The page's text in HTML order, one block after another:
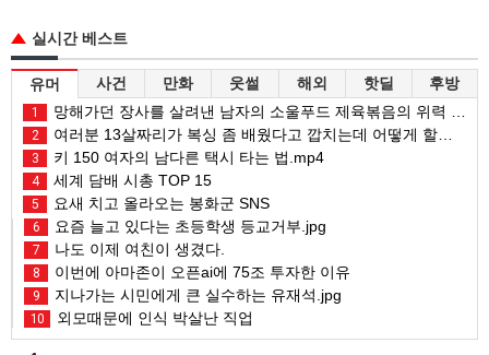
실시간 베스트
유머 사건 만화 웃썰 해외 핫딜 후방
1 망해가던 장사를 살려낸 남자의 소울푸드 제육볶음의 위력 ㅋㅋ
2 여러분 13살짜리가 복싱 좀 배웠다고 깝치는데 어떻게 할까요?
3 키 150 여자의 남다른 택시 타는 법.mp4
4 세계 담배 시총 TOP 15
5 요새 치고 올라오는 봉화군 SNS
6 요즘 늘고 있다는 초등학생 등교거부.jpg
7 나도 이제 여친이 생겼다.
8 이번에 아마존이 오픈ai에 75조 투자한 이유
9 지나가는 시민에게 큰 실수하는 유재석.jpg
10 외모때문에 인식 박살난 직업